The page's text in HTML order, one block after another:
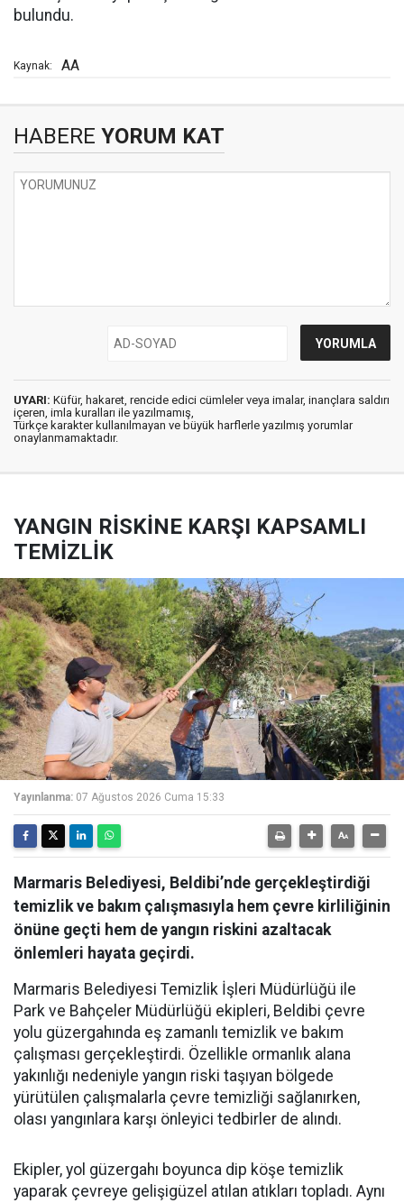
bulundu.
Kaynak: AA
HABERE YORUM KAT
UYARI: Küfür, hakaret, rencide edici cümleler veya imalar, inançlara saldırı
içeren, imla kuralları ile yazılmamış,
Türkçe karakter kullanılmayan ve büyük harflerle yazılmış yorumlar
onaylanmamaktadır.
YANGIN RİSKİNE KARŞI KAPSAMLI
TEMİZLİK
Yayınlanma: 07 Ağustos 2026 Cuma 15:33
Marmaris Belediyesi, Beldibi’nde gerçekleştirdiği
temizlik ve bakım çalışmasıyla hem çevre kirliliğinin
önüne geçti hem de yangın riskini azaltacak
önlemleri hayata geçirdi.
Marmaris Belediyesi Temizlik İşleri Müdürlüğü ile
Park ve Bahçeler Müdürlüğü ekipleri, Beldibi çevre
yolu güzergahında eş zamanlı temizlik ve bakım
çalışması gerçekleştirdi. Özellikle ormanlık alana
yakınlığı nedeniyle yangın riski taşıyan bölgede
yürütülen çalışmalarla çevre temizliği sağlanırken,
olası yangınlara karşı önleyici tedbirler de alındı.
Ekipler, yol güzergahı boyunca dip köşe temizlik
yaparak çevreye gelişigüzel atılan atıkları topladı. Aynı